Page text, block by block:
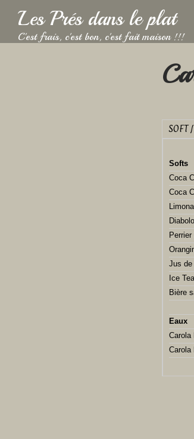
Les Prés dans le plat
C'est frais, c'est bon, c'est fait maison !!!
SOFT
Softs
Coca
Coca
Perrier
Jus de
Ice
Bière
Eaux
Carola
Carola